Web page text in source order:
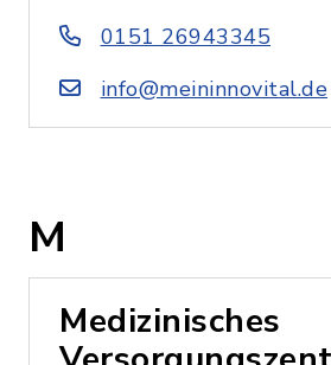
0151 26943345
info@meininnovital.de
M
Medizinisches